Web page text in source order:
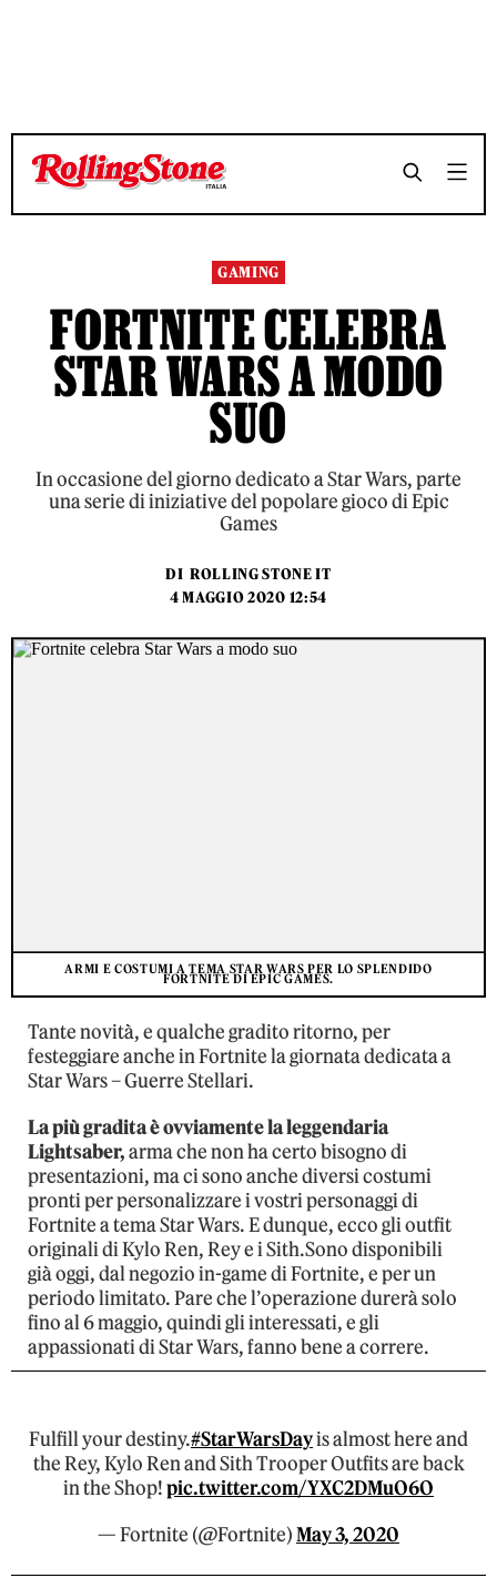
TEMPO DI LETTURA 2 MINUTI SHARE
TEMPO DI LETTURA 2 MINUTI SHARE
GAMING
FORTNITE CELEBRA
STAR WARS A MODO
SUO
In occasione del giorno dedicato a Star Wars, parte
una serie di iniziative del popolare gioco di Epic
Games
DI ROLLING STONE IT
4 MAGGIO 2020 12:54
ARMI E COSTUMI A TEMA STAR WARS PER LO SPLENDIDO
FORTNITE DI EPIC GAMES.
Tante novità, e qualche gradito ritorno, per
festeggiare anche in Fortnite la giornata dedicata a
Star Wars – Guerre Stellari.
La più gradita è ovviamente la leggendaria
Lightsaber,arma che non ha certo bisogno di
presentazioni, ma ci sono anche diversi costumi
pronti per personalizzare i vostri personaggi di
Fortnite a tema Star Wars. E dunque, ecco gli outfit
originali di Kylo Ren, Rey e i Sith.Sono disponibili
già oggi, dal negozio in-game di Fortnite, e per un
periodo limitato. Pare che l’operazione durerà solo
fino al 6 maggio, quindi gli interessati, e gli
appassionati di Star Wars, fanno bene a correre.
Fulfill your destiny.#StarWarsDayis almost here and
the Rey, Kylo Ren and Sith Trooper Outfits are back
in the Shop!pic.twitter.com/YXC2DMuO6O
— Fortnite (@Fortnite)May 3, 2020